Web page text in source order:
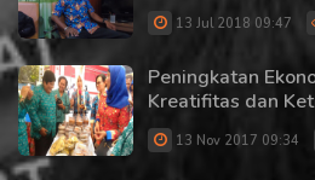
13 Jul 2018 09:47
Peningkatan
Kreatifitas dan
13 Nov 2017 09:34